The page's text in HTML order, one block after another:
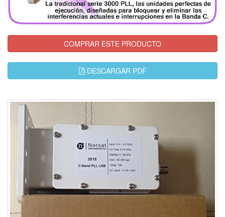
COMPRAR ESTE PRODUCTO
DESCARGAR PDF